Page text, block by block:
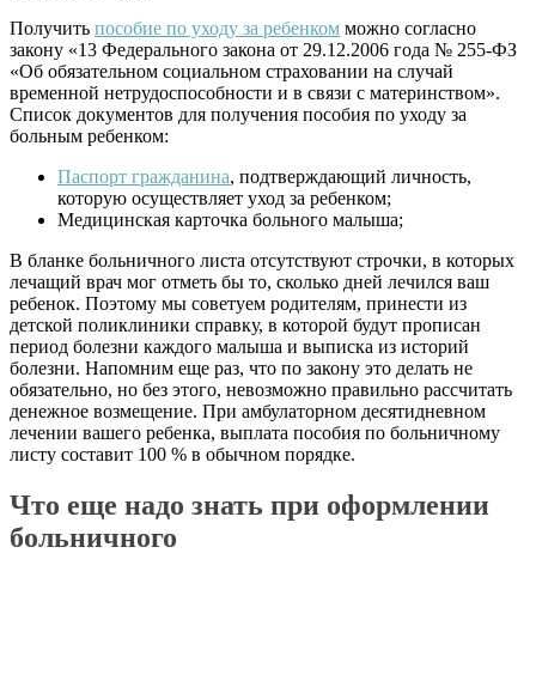
Получить пособие по уходу за ребенком можно согласно
закону «13 Федерального закона от 29.12.2006 года № 255-ФЗ
«Об обязательном социальном страховании на случай
временной нетрудоспособности и в связи с материнством».
Список документов для получения пособия по уходу за
больным ребенком:
Паспорт гражданина, подтверждающий личность,
которую осуществляет уход за ребенком;
Медицинская карточка больного малыша;
В бланке больничного листа отсутствуют строчки, в которых
лечащий врач мог отметь бы то, сколько дней лечился ваш
ребенок. Поэтому мы советуем родителям, принести из
детской поликлиники справку, в которой будут прописан
период болезни каждого малыша и выписка из историй
болезни. Напомним еще раз, что по закону это делать не
обязательно, но без этого, невозможно правильно рассчитать
денежное возмещение. При амбулаторном десятидневном
лечении вашего ребенка, выплата пособия по больничному
листу составит 100 % в обычном порядке.
Что еще надо знать при оформлении
больничного